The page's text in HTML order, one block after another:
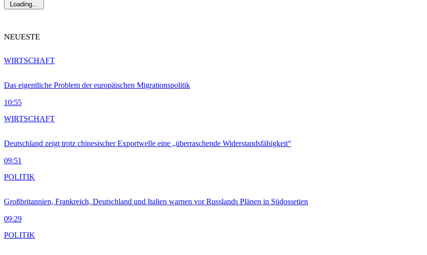
Loading...
NEUESTE
Das eigentliche Problem der europäischen Migrationspolitik
10:55
WIRTSCHAFT
Deutschland zeigt trotz chinesischer Exportwelle eine „überraschende Widerstandsfähigkeit“
09:51
WIRTSCHAFT
Großbritannien, Frankreich, Deutschland und Italien warnen vor Russlands Plänen in Südossetien
09:29
POLITIK
POLITIK